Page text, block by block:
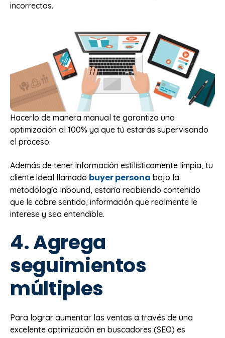
incorrectas.
Hacerlo de manera manual te garantiza una
optimización al 100% ya que tú estarás supervisando
el proceso.
Además de tener información estilísticamente limpia, tu
cliente ideal llamado buyer persona bajo la
metodología Inbound, estaría recibiendo contenido
que le cobre sentido; información que realmente le
interese y sea entendible.
4. Agrega
seguimientos
múltiples
Para lograr aumentar las ventas a través de una
excelente optimización en buscadores (SEO) es